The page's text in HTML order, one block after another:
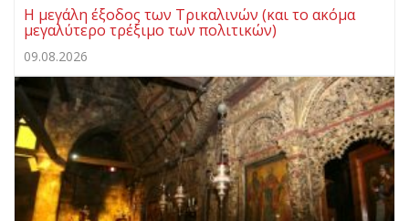
Η μεγάλη έξοδος των Τρικαλινών (και το ακόμα
μεγαλύτερο τρέξιμο των πολιτικών)
09.08.2026